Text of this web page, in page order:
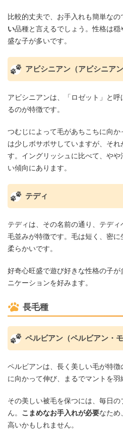
比較的丈夫で、お手入れも簡単なの
い品種と言えるでしょう。性格は
盛な子が多いです。
アビシニアン（アビシニア
アビシニアンは、「ロゼット」と
るのが特徴です。
つむじによって毛があちこちに向
は少しボサボサしていますが、そ
す。イングリッシュに比べて、や
い傾向にあります。
テディ
テディは、その名前の通り、テデ
毛並みが特徴です。毛は短く、密
柔らかいです。
好奇心旺盛で遊び好きな性格の子が
ニケーションを好みます。
長毛種
ペルビアン（ペルビアン・モ
ペルビアンは、長く美しい毛が特
に向かって伸び、まるでマントを羽
その美しい被毛を保つには、毎日
ん。 こまめなお手入れが必要なため
高いかもしれません。